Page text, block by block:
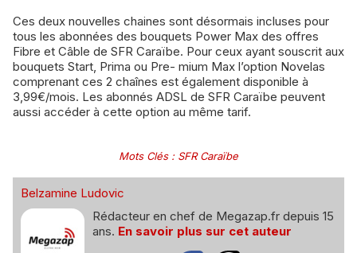
Ces deux nouvelles chaines sont désormais incluses pour
tous les abonnées des bouquets Power Max des offres
Fibre et Câble de SFR Caraïbe. Pour ceux ayant souscrit aux
bouquets Start, Prima ou Pre- mium Max l’option Novelas
comprenant ces 2 chaînes est également disponible à
3,99€/mois. Les abonnés ADSL de SFR Caraïbe peuvent
aussi accéder à cette option au même tarif.
Mots Clés: SFR Caraïbe
Belzamine Ludovic
Rédacteur en chef de Megazap.fr depuis 15
ans. En savoir plus sur cet auteur